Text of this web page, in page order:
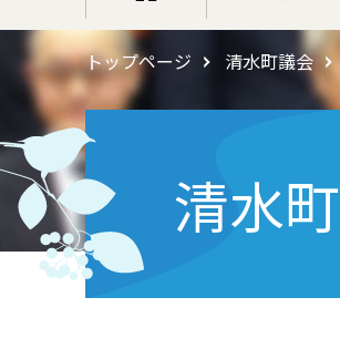
トップページ 清水町議会
清水